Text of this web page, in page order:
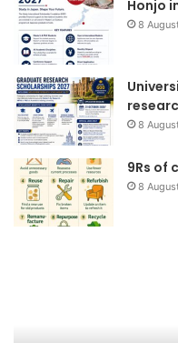
Honjo
8
8
9Rs of
8